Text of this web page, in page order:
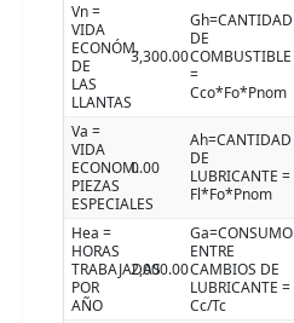
Vn =
VIDA
ECONÓM.
DE
LAS
LLANTAS
3,300.00
Gh=CANTIDAD
DE
COMBUSTIBLE
=
Cco*Fo*Pnom
Va =
VIDA
ECONOM.
PIEZAS
ESPECIALES
0.00
Ah=CANTIDAD
DE
LUBRICANTE =
Fl*Fo*Pnom
Hea =
HORAS
TRABAJADAS
POR
AÑO
2,000.00
Ga=CONSUMO
ENTRE
CAMBIOS DE
LUBRICANTE =
Cc/Tc